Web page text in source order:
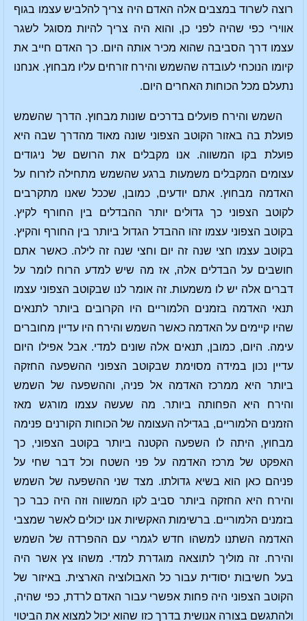
רוצה לשרוד במצבים אלה האדם היה צריך להלביש עצמו בגוף
אווירי כפי שהיה לפני כן, והוא היה צריך להיות מסוגל לשגר
עצמו דרך הסביבה שהוא מכיר אותה היום. כך האדם חייב את
קיומו הנוכחי לעובדה שהשמש והירח זורחים עליו מבחוץ. אנחנו
נתעלם מכל הכוחות האחרים היום.
השמש והירח פועלים בדרכים שונות מבחוץ. הדרך שהשמש
פועלת בה באזור הקוטב הצפוני שונה מאוד מהדרך שבה היא
פועלת בקו המשווה. אנו מקבלים את הרושם של ניגודים
עצומים המקבלים משמעות ברגע שהשמש מתחילה לזרוח על
האדמה מבחוץ. אתם יודעים, כמובן, שככל שאנו מתקרבים
לקוטב הצפוני כך גדולים יותר ההבדלים בין החורף לקיץ.
בקוטב הצפוני עצמו זהו ההבדל הגדול ביותר בין החורף והקיץ.
בקוטב עצמו חצי שנה זה יום וחצי שנה זה לילה. כאשר אתם
חושבים על הבדלים אלה, אז מה שיש למדע הרוח לומר על
דברים אלה יש לו משמעות. זה אומר לנו שבקוטב הצפוני עצמו
תנאי האדמה בזמנים הלמוריים היו הקרובים ביותר לתנאים
שהיו קיימים על האדמה כאשר השמש והירח היו עדיין מחוברים
עימה. היום, כמובן, תנאים אלה שונים למדי. אבל אפילו היום
עדיין נכון במידה מסוימת שבקוטב הצפוני ההשפעה החזקה
ביותר היא ממרכז האדמה אל פניה, וההשפעה של השמש
והירח היא הפחותה ביותר. מה שעשה עצמו מורגש מאז
הזמנים הלמוריים, בגדילה העצומה של הכוחות הקורנים פנימה
מבחוץ, היתה לו השפעה הקטנה ביותר בקוטב הצפוני, כך
האפקט של מרכז האדמה על פני השטח וכל דבר שחי על
פניהם כאן הוא בשיא גדולתו. מצד שני ההשפעה של השמש
והירח היא החזקה ביותר סביב לקו המשווה וזה היה כבר כך
בזמנים הלמוריים. ברשימות האקשיות אנו יכולים לאשר שמצבי
האדמה השתנו למשהו חדש לגמרי עם ההפרדה של השמש
והירח. זה מוליך לתוצאה מוגדרת למדי. משהו צץ אשר היה
בעל חשיבות יסודית עבור כל האבולוציה הארצית. באיזור של
הקוטב הצפוני היה פחות אפשרי עבור האדם לרדת, כפי שהיה,
ולהתגשם בצורה אנושית בדרך כזו שהוא יכול למצוא את הביטוי